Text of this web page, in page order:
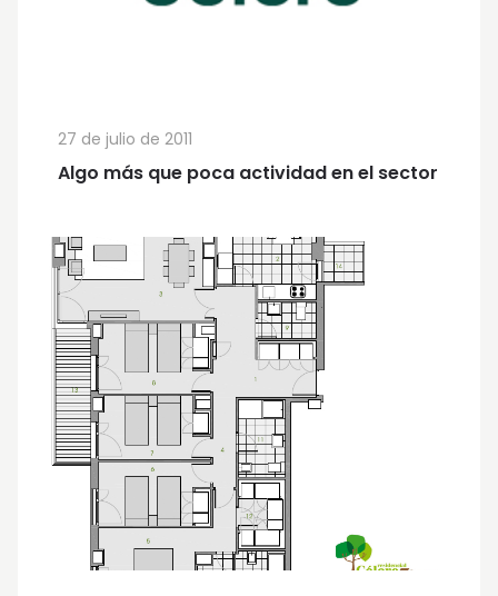
Algo más que poca actividad en el sector
27 de julio de 2011